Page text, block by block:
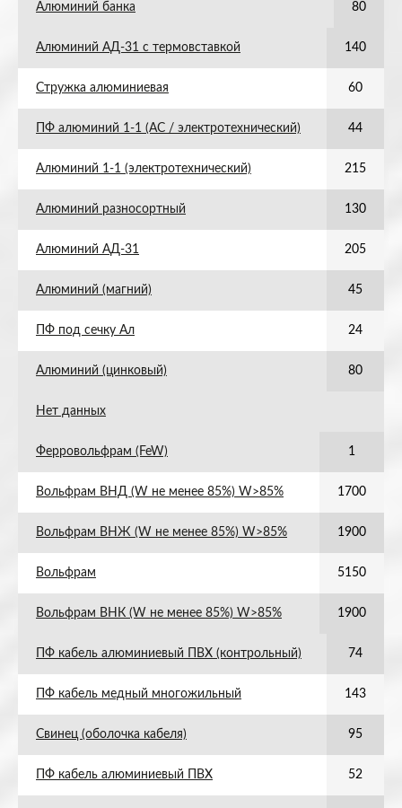
Алюминий банка 80
Алюминий АД-31 с термовставкой 140
Стружка алюминиевая 60
ПФ алюминий 1-1 (АС / электротехнический) 44
Алюминий 1-1 (электротехнический) 215
Алюминий разносортный 130
Алюминий АД-31 205
Алюминий (магний) 45
ПФ под сечку Ал 24
Алюминий (цинковый) 80
Нет данных
Ферровольфрам (FeW) 1
Вольфрам ВНД (W не менее 85%) W>85% 1700
Вольфрам ВНЖ (W не менее 85%) W>85% 1900
Вольфрам 5150
Вольфрам ВНК (W не менее 85%) W>85% 1900
ПФ кабель алюминиевый ПВХ (контрольный) 74
ПФ кабель медный многожильный 143
Свинец (оболочка кабеля) 95
ПФ кабель алюминиевый ПВХ 52